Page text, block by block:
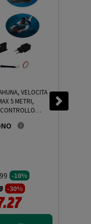
VELOCITA
5 METRI,
- PRMG
GRADING OOBN
-10%
ridotto da
a-30%